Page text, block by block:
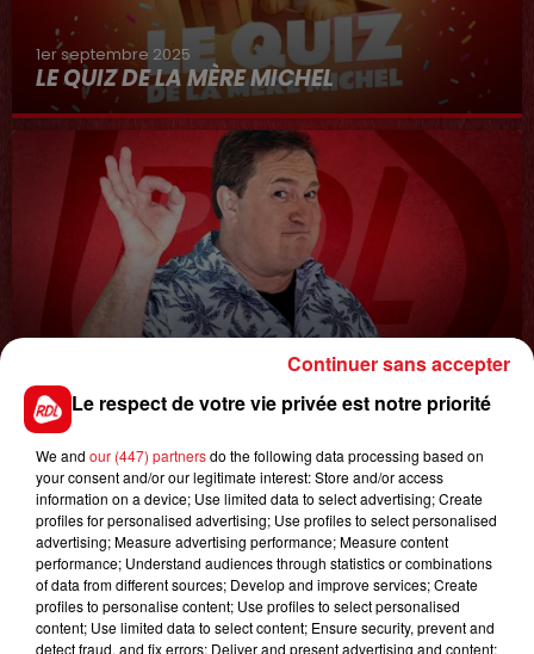
1er septembre 2025
LE QUIZ DE LA MÈRE MICHEL
LA COURSE AU CADDIE
1er août 2026
Le respect de votre vie privée est notre priorité
We and our (447) partnersdo the following data processing based on
your consent and/or our legitimate interest: Store and/or access
information on a device; Use limited data to select advertising; Create
profiles for personalised advertising; Use profiles to select personalised
advertising; Measure advertising performance; Measure content
performance; Understand audiences through statistics or combinations
of data from different sources; Develop and improve services; Create
profiles to personalise content; Use profiles to select personalised
content; Use limited data to select content; Ensure security, prevent and
detect fraud, and fix errors; Deliver and present advertising and content;
Continuer sans accepter